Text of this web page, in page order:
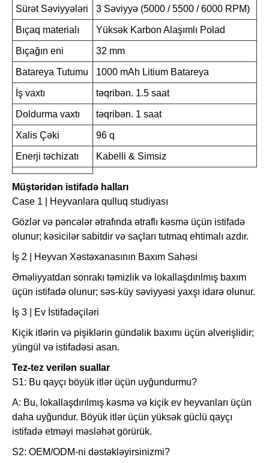
Sürət Səviyyələri 3 Səviyyə (5000 / 5500 / 6000 RPM)
Bıçaq materialı Yüksək Karbon Alaşımlı Polad
Bıçağın eni 32 mm
Batareya Tutumu 1000 mAh Litium Batareya
İş vaxtı təqribən. 1.5 saat
Doldurma vaxtı təqribən. 1 saat
Xalis Çəki 96 q
Enerji təchizatı Kabelli & Simsiz
Müştəridən istifadə halları
Case 1 | Heyvanlara qulluq studiyası
Gözlər və pəncələr ətrafında ətraflı kəsmə üçün istifadə
olunur; kəsicilər sabitdir və saçları tutmaq ehtimalı azdır.
İş 2 | Heyvan Xəstəxanasının Baxım Sahəsi
Əməliyyatdan sonrakı təmizlik və lokallaşdırılmış baxım
üçün istifadə olunur; səs-küy səviyyəsi yaxşı idarə olunur.
İş 3 | Ev İstifadəçiləri
Kiçik itlərin və pişiklərin gündəlik baxımı üçün əlverişlidir;
yüngül və istifadəsi asan.
Tez-tez verilən suallar
S1: Bu qayçı böyük itlər üçün uyğundurmu?
A: Bu, lokallaşdırılmış kəsmə və kiçik ev heyvanları üçün
daha uyğundur. Böyük itlər üçün yüksək güclü qayçı
istifadə etməyi məsləhət görürük.
S2: OEM/ODM-ni dəstəkləyirsinizmi?